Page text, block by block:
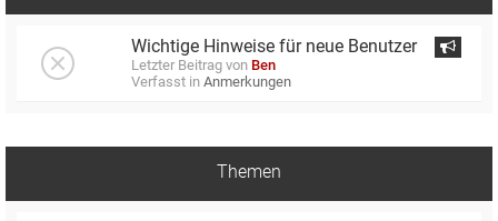
Wichtige Hinweise für neue Benutzer
Letzter Beitrag von Ben
Verfasst in Anmerkungen
Themen